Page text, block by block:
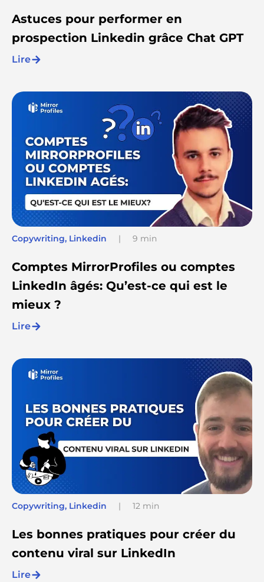
Astuces pour performer en
prospection Linkedin grâce Chat GPT
Lire
Copywriting, Linkedin | 9 min
Comptes MirrorProfiles ou comptes
LinkedIn âgés: Qu’est-ce qui est le
mieux ?
Lire
Copywriting, Linkedin | 12 min
Les bonnes pratiques pour créer du
contenu viral sur LinkedIn
Lire